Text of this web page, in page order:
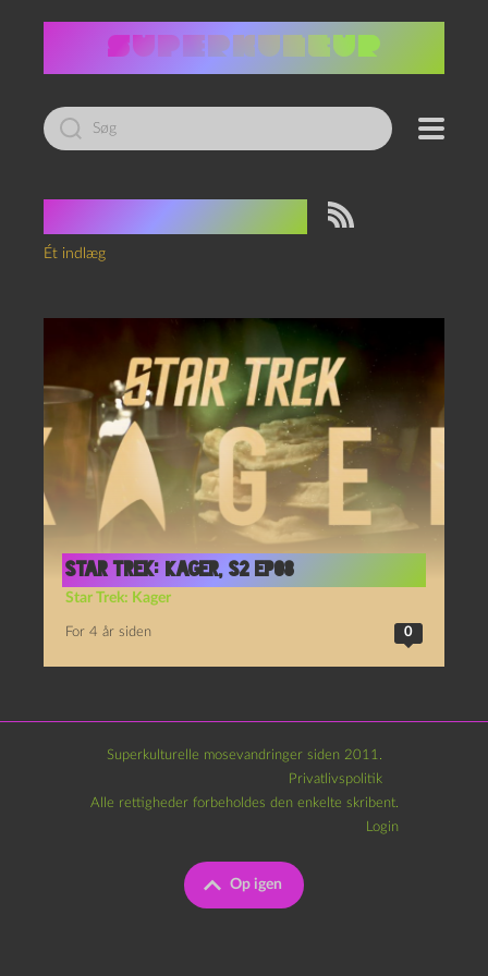
Led
efter:
Hoshi Sato
Ét indlæg
Star Trek: Kager, S2 Ep08
Star Trek: Kager
For 4 år siden 0
Superkulturelle mosevandringer siden 2011.
Privatlivspolitik
Op igen
Alle rettigheder forbeholdes den enkelte skribent.
Login